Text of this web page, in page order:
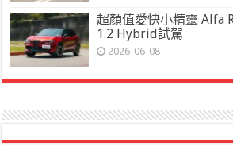
超顏值愛快小精靈 Alfa
1.2 Hybrid試駕
2026-06-08